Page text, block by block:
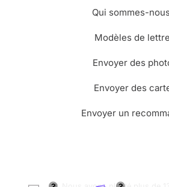
Qui sommes-
Modèles de
Envoyer des
Envoyer des
Envoyer un